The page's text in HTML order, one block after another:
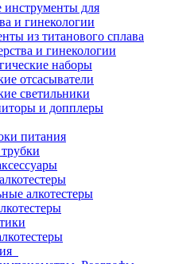
инструменты для
и гинекологии
из титанового сплава
и гинекологии
наборы
отсасыватели
светильники
и допплеры
питания
алкотестеры